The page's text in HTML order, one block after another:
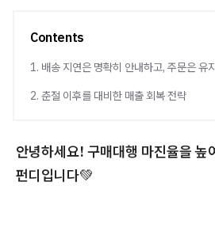
Contents
1. 배송 지연은 명확히 안내하고, 주문은 유
2. 춘절 이후를 대비한 매출 회복 전략
안녕하세요! 구매대행 마진율을 높
펀디입니다💚